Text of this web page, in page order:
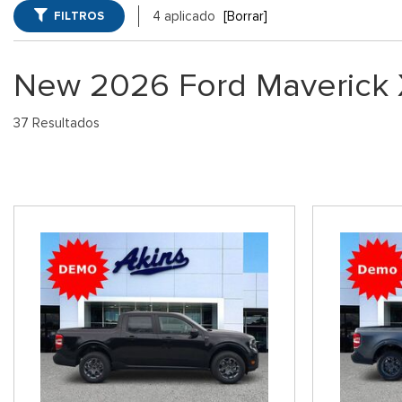
Jeep
Ram
Vans
Híbridos & Eléctricos
SUVs Ford
Vehículos
FILTROS 4 aplicado [Borrar]
New 2026 Ford Maverick
37 Resultados